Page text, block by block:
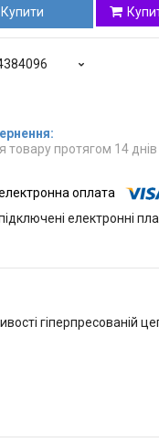
Купити
товару протягом 14 днів
електронні
гіперпресованій